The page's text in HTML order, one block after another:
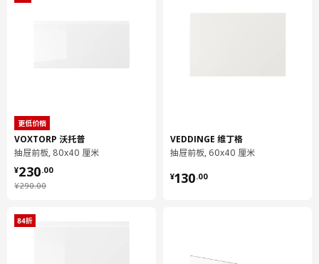
高度
长度
56 厘米
净重
容量
22.8 公升
宽度
更低价格
VOXTORP 沃托普
抽屉前板, 80x40 厘米
¥290.00
¥ 290.00
¥230.00
¥ 230.00
VEDDINGE 维丁格
抽屉前板, 60x40 厘米
¥130.00
¥ 130.00